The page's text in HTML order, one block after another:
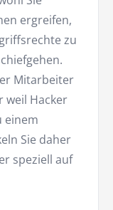
ergreifen,
zu
Mitarbeiter
weil Hacker
einem
Sie daher
speziell auf